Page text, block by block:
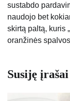
įrašų
sustabdo
naudojo bet
skirtą paltą, kuris
oranžinės spalvos
Susiję įrašai